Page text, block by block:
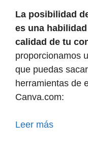
La posibilidad
es una
calidad de tu
proporcionamos
que puedas
herramientas de
Canva.com:
Leer más